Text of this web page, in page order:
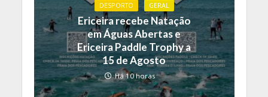
DESPORTO GERAL
Ericeira recebe Natação
em Águas Abertas e
Ericeira Paddle Trophy a
15 de Agosto
Há 10 horas